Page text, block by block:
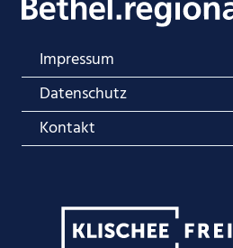
Impressum
Datenschutz
Kontakt